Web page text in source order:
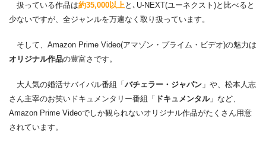
扱っている作品は約35,000以上と､U-NEXT(ユーネクスト)と比べると
少ないですが、全ジャンルを万遍なく取り扱っています。
そして、Amazon Prime Video(アマゾン・プライム・ビデオ)の魅力は
オリジナル作品の豊富さです。
大人気の婚活サバイバル番組「 バチェラー・ジャパン 」や、松本人志
さん主宰のお笑いドキュメンタリー番組「 ドキュメンタル」など、
Amazon Prime Videoでしか観られないオリジナル作品がたくさん用意
されています。